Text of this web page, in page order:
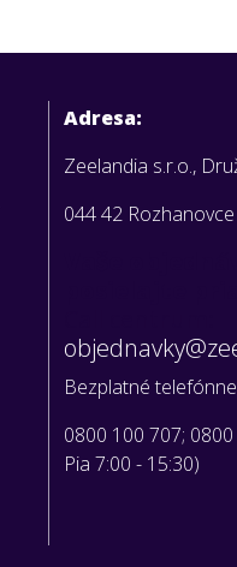
Adresa:
Zeelandia s.r.o.,
044 42 Rozhanovce
Bezplatné telefónne
0800 100 707;
Pia 7:00 - 15:30)